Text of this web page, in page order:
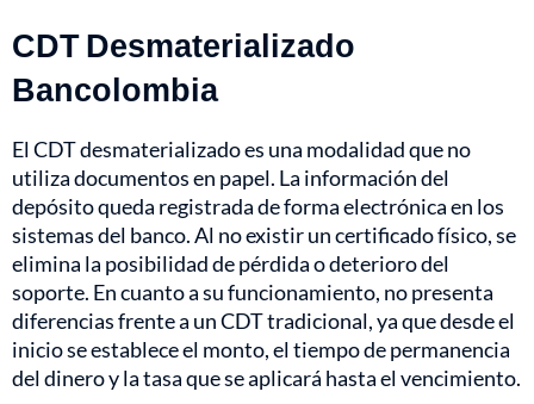
CDT Desmaterializado
Bancolombia
El CDT desmaterializado es una modalidad que no
utiliza documentos en papel. La información del
depósito queda registrada de forma electrónica en los
sistemas del banco. Al no existir un certificado físico, se
elimina la posibilidad de pérdida o deterioro del
soporte. En cuanto a su funcionamiento, no presenta
diferencias frente a un CDT tradicional, ya que desde el
inicio se establece el monto, el tiempo de permanencia
del dinero y la tasa que se aplicará hasta el vencimiento.